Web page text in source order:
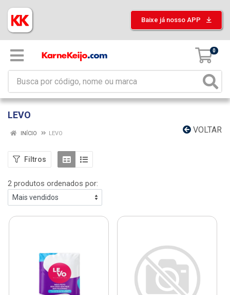
Baixe já nosso APP
0
LEVO
VOLTAR
INÍCIO LEVO
Filtros
2 produtos ordenados por: